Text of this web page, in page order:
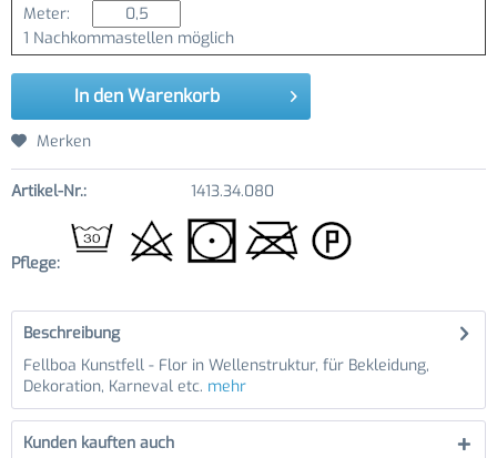
Meter:
1 Nachkommastellen möglich
In den Warenkorb
Merken
Artikel-Nr.: 1413.34.080
Pflege:
Beschreibung
Fellboa Kunstfell - Flor in Wellenstruktur, für Bekleidung,
Dekoration, Karneval etc. mehr
Kunden kauften auch